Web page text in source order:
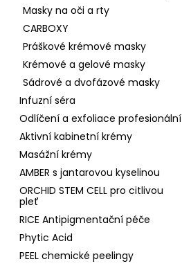
Masky na oči a rty
CARBOXY
Práškové krémové masky
Krémové a gelové masky
Sádrové a dvofázové masky
Infuzní séra
Odlíčení a exfoliace profesionální
Aktivní kabinetní krémy
Masážní krémy
AMBER s jantarovou kyselinou
ORCHID STEM CELL pro citlivou
pleť
RICE Antipigmentační péče
Phytic Acid
PEEL chemické peelingy